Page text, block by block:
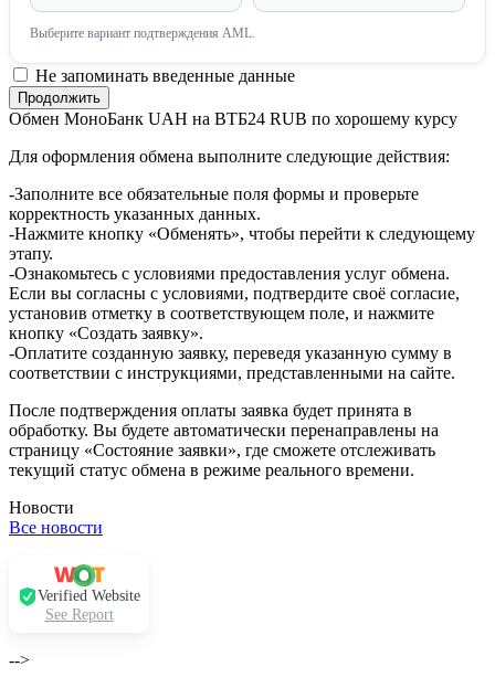
Выберите вариант подтверждения AML.
Не запоминать введенные данные
Обмен МоноБанк UAH на ВТБ24 RUB по хорошему курсу
Для оформления обмена выполните следующие действия:
-Заполните все обязательные поля формы и проверьте
корректность указанных данных.
-Нажмите кнопку «Обменять», чтобы перейти к следующему
этапу.
-Ознакомьтесь с условиями предоставления услуг обмена.
Если вы согласны с условиями, подтвердите своё согласие,
установив отметку в соответствующем поле, и нажмите
кнопку «Создать заявку».
-Оплатите созданную заявку, переведя указанную сумму в
соответствии с инструкциями, представленными на сайте.
После подтверждения оплаты заявка будет принята в
обработку. Вы будете автоматически перенаправлены на
страницу «Состояние заявки», где сможете отслеживать
текущий статус обмена в режиме реального времени.
Новости
Все новости
Verified Website
See Report
-->